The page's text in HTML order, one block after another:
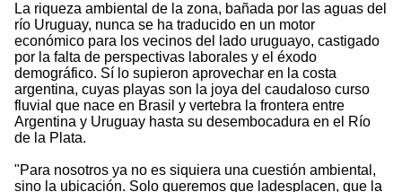
La riqueza ambiental de la zona, bañada por las aguas del
río Uruguay, nunca se ha traducido en un motor
económico para los vecinos del lado uruguayo, castigado
por la falta de perspectivas laborales y el éxodo
demográfico. Sí lo supieron aprovechar en la costa
argentina, cuyas playas son la joya del caudaloso curso
fluvial que nace en Brasil y vertebra la frontera entre
Argentina y Uruguay hasta su desembocadura en el Río
de la Plata.
"Para nosotros ya no es siquiera una cuestión ambiental,
sino la ubicación. Solo queremos que ladesplacen, que la